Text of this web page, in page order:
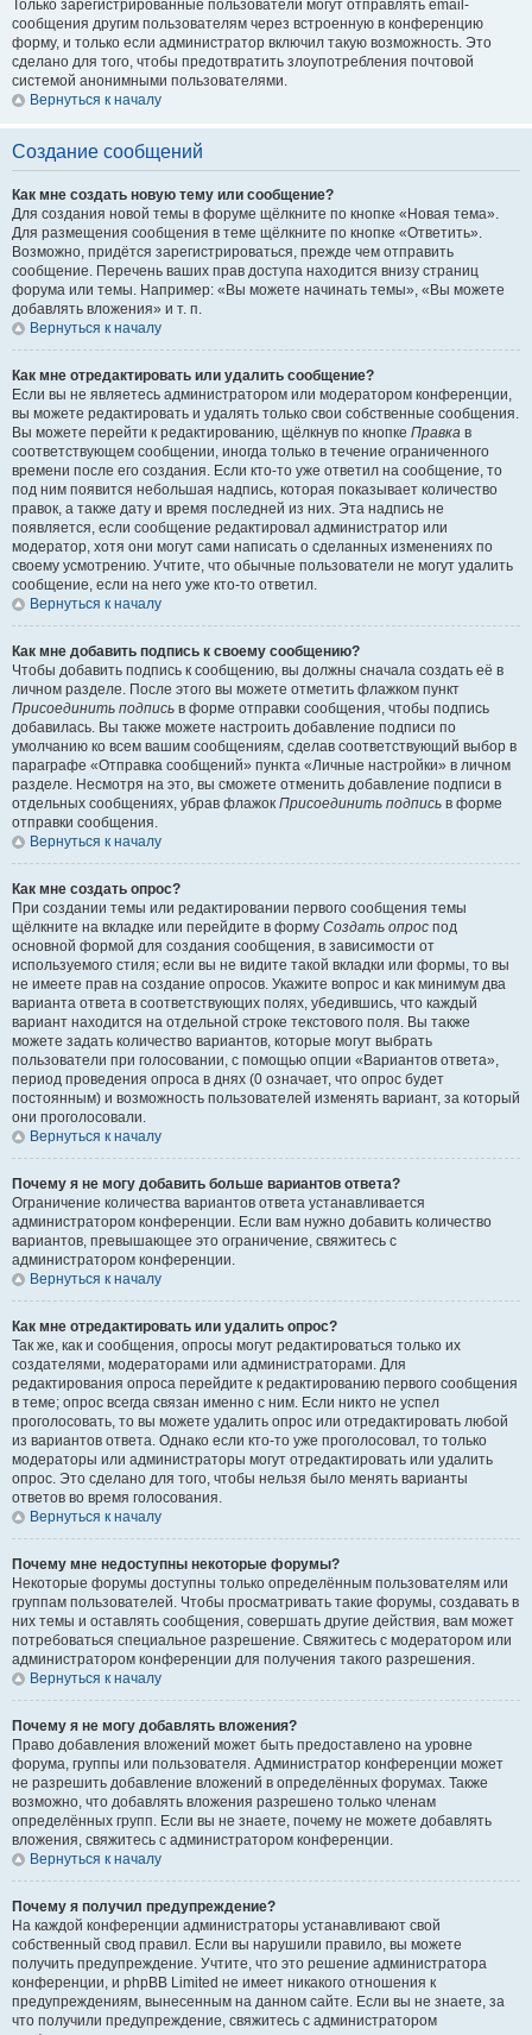
Только зарегистрированные пользователи могут отправлять email-
сообщения другим пользователям через встроенную в конференцию
форму, и только если администратор включил такую возможность. Это
сделано для того, чтобы предотвратить злоупотребления почтовой
системой анонимными пользователями.
Вернуться к началу
Создание сообщений
Как мне создать новую тему или сообщение?
Для создания новой темы в форуме щёлкните по кнопке «Новая тема».
Для размещения сообщения в теме щёлкните по кнопке «Ответить».
Возможно, придётся зарегистрироваться, прежде чем отправить
сообщение. Перечень ваших прав доступа находится внизу страниц
форума или темы. Например: «Вы можете начинать темы», «Вы можете
добавлять вложения» и т. п.
Вернуться к началу
Как мне отредактировать или удалить сообщение?
Если вы не являетесь администратором или модератором конференции,
вы можете редактировать и удалять только свои собственные сообщения.
Вы можете перейти к редактированию, щёлкнув по кнопке Правка в
соответствующем сообщении, иногда только в течение ограниченного
времени после его создания. Если кто-то уже ответил на сообщение, то
под ним появится небольшая надпись, которая показывает количество
правок, а также дату и время последней из них. Эта надпись не
появляется, если сообщение редактировал администратор или
модератор, хотя они могут сами написать о сделанных изменениях по
своему усмотрению. Учтите, что обычные пользователи не могут удалить
сообщение, если на него уже кто-то ответил.
Вернуться к началу
Как мне добавить подпись к своему сообщению?
Чтобы добавить подпись к сообщению, вы должны сначала создать её в
личном разделе. После этого вы можете отметить флажком пункт
Присоединить подпись в форме отправки сообщения, чтобы подпись
добавилась. Вы также можете настроить добавление подписи по
умолчанию ко всем вашим сообщениям, сделав соответствующий выбор в
параграфе «Отправка сообщений» пункта «Личные настройки» в личном
разделе. Несмотря на это, вы сможете отменить добавление подписи в
отдельных сообщениях, убрав флажок Присоединить подпись в форме
отправки сообщения.
Вернуться к началу
Как мне создать опрос?
При создании темы или редактировании первого сообщения темы
щёлкните на вкладке или перейдите в форму Создать опрос под
основной формой для создания сообщения, в зависимости от
используемого стиля; если вы не видите такой вкладки или формы, то вы
не имеете прав на создание опросов. Укажите вопрос и как минимум два
варианта ответа в соответствующих полях, убедившись, что каждый
вариант находится на отдельной строке текстового поля. Вы также
можете задать количество вариантов, которые могут выбрать
пользователи при голосовании, с помощью опции «Вариантов ответа»,
период проведения опроса в днях (0 означает, что опрос будет
постоянным) и возможность пользователей изменять вариант, за который
они проголосовали.
Вернуться к началу
Почему я не могу добавить больше вариантов ответа?
Ограничение количества вариантов ответа устанавливается
администратором конференции. Если вам нужно добавить количество
вариантов, превышающее это ограничение, свяжитесь с
администратором конференции.
Вернуться к началу
Как мне отредактировать или удалить опрос?
Так же, как и сообщения, опросы могут редактироваться только их
создателями, модераторами или администраторами. Для
редактирования опроса перейдите к редактированию первого сообщения
в теме; опрос всегда связан именно с ним. Если никто не успел
проголосовать, то вы можете удалить опрос или отредактировать любой
из вариантов ответа. Однако если кто-то уже проголосовал, то только
модераторы или администраторы могут отредактировать или удалить
опрос. Это сделано для того, чтобы нельзя было менять варианты
ответов во время голосования.
Вернуться к началу
Почему мне недоступны некоторые форумы?
Некоторые форумы доступны только определённым пользователям или
группам пользователей. Чтобы просматривать такие форумы, создавать в
них темы и оставлять сообщения, совершать другие действия, вам может
потребоваться специальное разрешение. Свяжитесь с модератором или
администратором конференции для получения такого разрешения.
Вернуться к началу
Почему я не могу добавлять вложения?
Право добавления вложений может быть предоставлено на уровне
форума, группы или пользователя. Администратор конференции может
не разрешить добавление вложений в определённых форумах. Также
возможно, что добавлять вложения разрешено только членам
определённых групп. Если вы не знаете, почему не можете добавлять
вложения, свяжитесь с администратором конференции.
Вернуться к началу
Почему я получил предупреждение?
На каждой конференции администраторы устанавливают свой
собственный свод правил. Если вы нарушили правило, вы можете
получить предупреждение. Учтите, что это решение администратора
конференции, и phpBB Limited не имеет никакого отношения к
предупреждениям, вынесенным на данном сайте. Если вы не знаете, за
что получили предупреждение, свяжитесь с администратором